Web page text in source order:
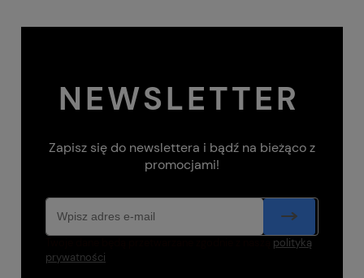
NEWSLETTER
Zapisz się do newslettera i bądź na bieżąco z
promocjami!
polityką
prywatności